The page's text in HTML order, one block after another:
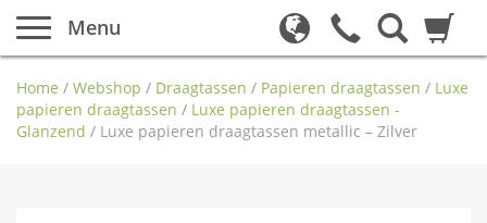
Menu
Home / Webshop / Draagtassen / Papieren draagtassen / Luxe
papieren draagtassen / Luxe papieren draagtassen -
Glanzend / Luxe papieren draagtassen metallic – Zilver